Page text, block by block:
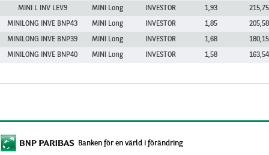
MINI L INV LEV9 MINI Long INVESTOR 1,93 215,75
MINILONG INVE BNP43 MINI Long INVESTOR 1,85 205,58
MINILONG INVE BNP39 MINI Long INVESTOR 1,68 180,15
MINILONG INVE BNP40 MINI Long INVESTOR 1,58 163,54
Banken för en värld i förändring